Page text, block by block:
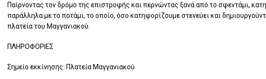
Παίρνοντας τον δρόμο της επιστροφής και περνώντας ξανά από το σφεντάμι,
παράλληλα με το ποτάμι, το οποίο, όσο κατηφορίζουμε στενεύει και
πλατεία του Μαγγανιακού.
ΠΛΗΡΟΦΟΡΙΕΣ
Σημείο εκκίνησης: Πλατεία Μαγγανιακού